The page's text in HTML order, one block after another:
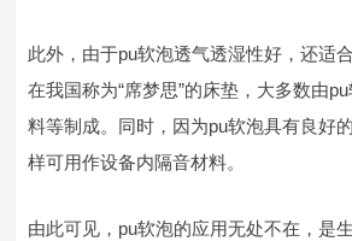
此外，由于pu软泡透气透湿性好，还适
在我国称为“席梦思”的床垫，大多数由
料等制成。同时，因为pu软泡具有良好
样可用作设备内隔音材料。
由此可见，pu软泡的应用无处不在，是